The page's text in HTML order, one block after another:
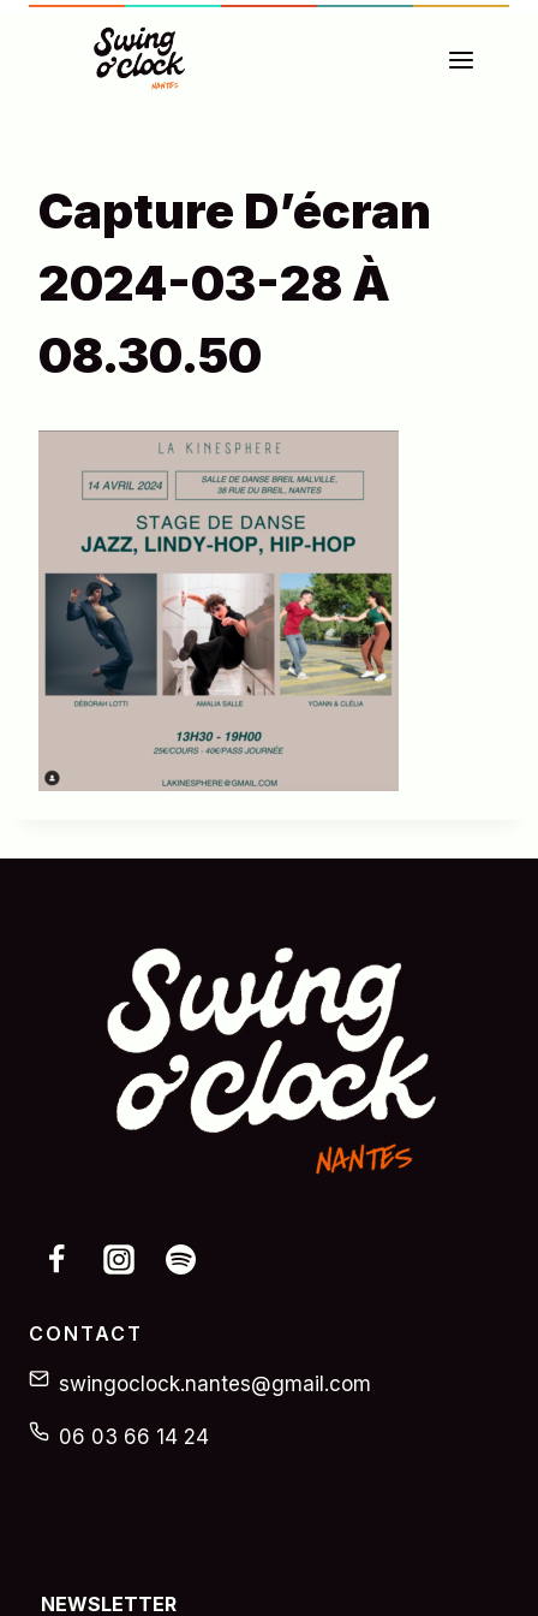
Aller
Capture D’écran
2024-03-28 À
08.30.50
CONTACT
swingoclock.nantes@gmail.com
06 03 66 14 24
NEWSLETTER